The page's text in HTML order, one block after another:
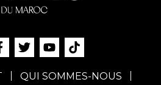
QUI SOMMES-NOUS